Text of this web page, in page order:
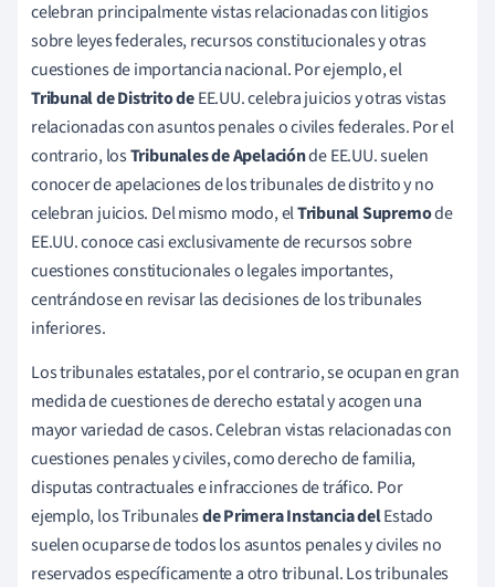
celebran principalmente vistas relacionadas con litigios
sobre leyes federales, recursos constitucionales y otras
cuestiones de importancia nacional. Por ejemplo, el
Tribunal de Distrito deEE.UU. celebra juicios y otras vistas
relacionadas con asuntos penales o civiles federales. Por el
contrario, losTribunales de Apelaciónde EE.UU. suelen
conocer de apelaciones de los tribunales de distrito y no
celebran juicios. Del mismo modo, elTribunal Supremode
EE.UU. conoce casi exclusivamente de recursos sobre
cuestiones constitucionales o legales importantes,
centrándose en revisar las decisiones de los tribunales
inferiores.
Los tribunales estatales, por el contrario, se ocupan en gran
medida de cuestiones de derecho estatal y acogen una
mayor variedad de casos. Celebran vistas relacionadas con
cuestiones penales y civiles, como derecho de familia,
disputas contractuales e infracciones de tráfico. Por
ejemplo, los Tribunalesde Primera Instancia delEstado
suelen ocuparse de todos los asuntos penales y civiles no
reservados específicamente a otro tribunal. Los tribunales